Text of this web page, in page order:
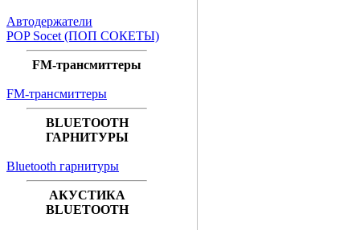
Автодержатели
POP Socet (ПОП СОКЕТЫ)
FM-трансмиттеры
FM-трансмиттеры
BLUETOOTH
ГАРНИТУРЫ
Bluetooth гарнитуры
АКУСТИКА
BLUETOOTH